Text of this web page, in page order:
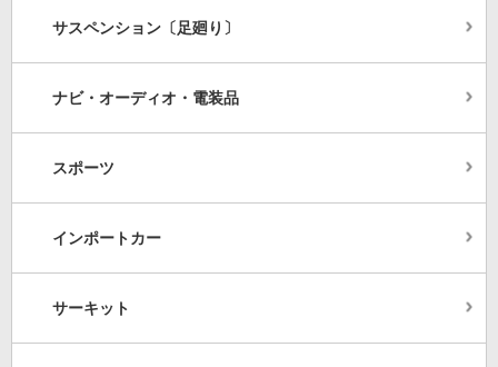
サスペンション〔足廻り〕
ナビ・オーディオ・電装品
スポーツ
インポートカー
サーキット